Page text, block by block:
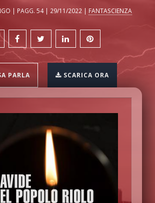
| PAGG. 54 | 29/11/2022 | FANTASCIENZA
PARLA SCARICA ORA